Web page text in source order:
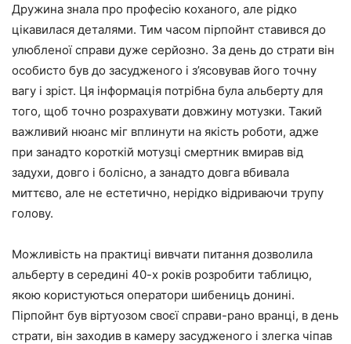
Дружина знала про професію коханого, але рідко
цікавилася деталями. Тим часом пірпойнт ставився до
улюбленої справи дуже серйозно. За день до страти він
особисто був до засудженого і з’ясовував його точну
вагу і зріст. Ця інформація потрібна була альберту для
того, щоб точно розрахувати довжину мотузки. Такий
важливий нюанс міг вплинути на якість роботи, адже
при занадто короткій мотузці смертник вмирав від
задухи, довго і болісно, а занадто довга вбивала
миттєво, але не естетично, нерідко відриваючи трупу
голову.
Можливість на практиці вивчати питання дозволила
альберту в середині 40-х років розробити таблицю,
якою користуються оператори шибениць донині.
Пірпойнт був віртуозом своєї справи-рано вранці, в день
страти, він заходив в камеру засудженого і злегка чіпав